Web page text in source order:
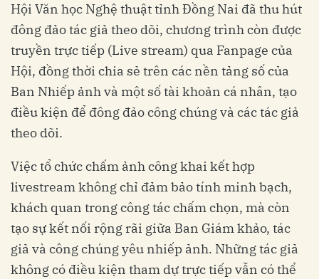
Hội Văn học Nghệ thuật tỉnh Đồng Nai đã thu hút
đông đảo tác giả theo dõi, chương trình còn được
truyền trực tiếp (Live stream) qua Fanpage của
Hội, đồng thời chia sẻ trên các nền tảng số của
Ban Nhiếp ảnh và một số tài khoản cá nhân, tạo
điều kiện để đông đảo công chúng và các tác giả
theo dõi.
Việc tổ chức chấm ảnh công khai kết hợp
livestream không chỉ đảm bảo tính minh bạch,
khách quan trong công tác chấm chọn, mà còn
tạo sự kết nối rộng rãi giữa Ban Giám khảo, tác
giả và công chúng yêu nhiếp ảnh. Những tác giả
không có điều kiện tham dự trực tiếp vẫn có thể